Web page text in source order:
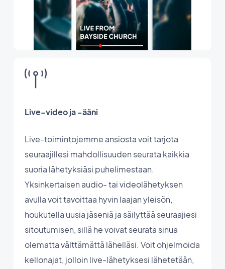
Live-video ja -ääni
Live-toimintojemme ansiosta voit tarjota
seuraajillesi mahdollisuuden seurata kaikkia
suoria lähetyksiäsi puhelimestaan.
Yksinkertaisen audio- tai videolähetyksen
avulla voit tavoittaa hyvin laajan yleisön,
houkutella uusia jäseniä ja säilyttää seuraajiesi
sitoutumisen, sillä he voivat seurata sinua
olematta välttämättä lähelläsi. Voit ohjelmoida
kellonajat, jolloin live-lähetyksesi lähetetään,